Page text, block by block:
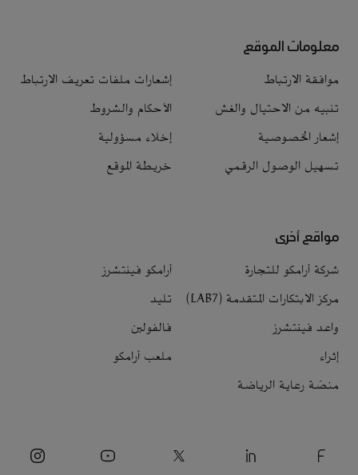
معلومات الموقع
موافقة الارتباط
إشعارات ملفات تعريف الارتباط
تنبيه من الاحتيال والغش
الأحكام والشروط
إشعار الخصوصية
إخلاء مسؤولية
تسهيل الوصول الرقمي
خريطة الموقع
مواقع أخرى
شركة أرامكو للتجارة
أرامكو فينتشرز
مركز الابتكارات المتقدمة (LAB7)
تليد
واعد فينتشرز
فالفولين
إثراء
ملعب أرامكو
منصّة رعاية الرياضة